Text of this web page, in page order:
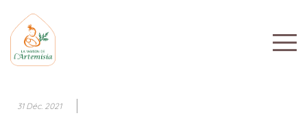
31 Déc. 2021